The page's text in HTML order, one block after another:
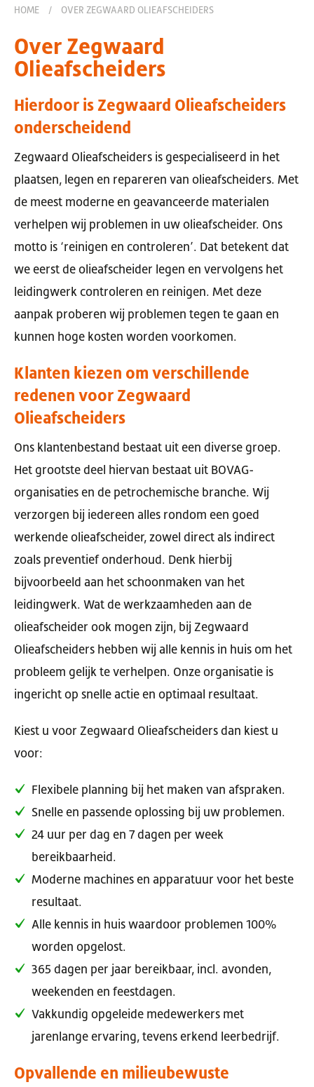
HOME / OVER ZEGWAARD OLIEAFSCHEIDERS
Over Zegwaard
Olieafscheiders
Hierdoor is Zegwaard Olieafscheiders
onderscheidend
Zegwaard Olieafscheiders is gespecialiseerd in het
plaatsen, legen en repareren van olieafscheiders. Met
de meest moderne en geavanceerde materialen
verhelpen wij problemen in uw olieafscheider. Ons
motto is ‘reinigen en controleren’. Dat betekent dat
we eerst de olieafscheider legen en vervolgens het
leidingwerk controleren en reinigen. Met deze
aanpak proberen wij problemen tegen te gaan en
kunnen hoge kosten worden voorkomen.
Klanten kiezen om verschillende
redenen voor Zegwaard
Olieafscheiders
Ons klantenbestand bestaat uit een diverse groep.
Het grootste deel hiervan bestaat uit BOVAG-
organisaties en de petrochemische branche. Wij
verzorgen bij iedereen alles rondom een goed
werkende olieafscheider, zowel direct als indirect
zoals preventief onderhoud. Denk hierbij
bijvoorbeeld aan het schoonmaken van het
leidingwerk. Wat de werkzaamheden aan de
olieafscheider ook mogen zijn, bij Zegwaard
Olieafscheiders hebben wij alle kennis in huis om het
probleem gelijk te verhelpen. Onze organisatie is
ingericht op snelle actie en optimaal resultaat.
Kiest u voor Zegwaard Olieafscheiders dan kiest u
voor:
Flexibele planning bij het maken van afspraken.
Snelle en passende oplossing bij uw problemen.
24 uur per dag en 7 dagen per week
bereikbaarheid.
Moderne machines en apparatuur voor het beste
resultaat.
Alle kennis in huis waardoor problemen 100%
worden opgelost.
365 dagen per jaar bereikbaar, incl. avonden,
weekenden en feestdagen.
Vakkundig opgeleide medewerkers met
jarenlange ervaring, tevens erkend leerbedrijf.
Opvallende en milieubewuste